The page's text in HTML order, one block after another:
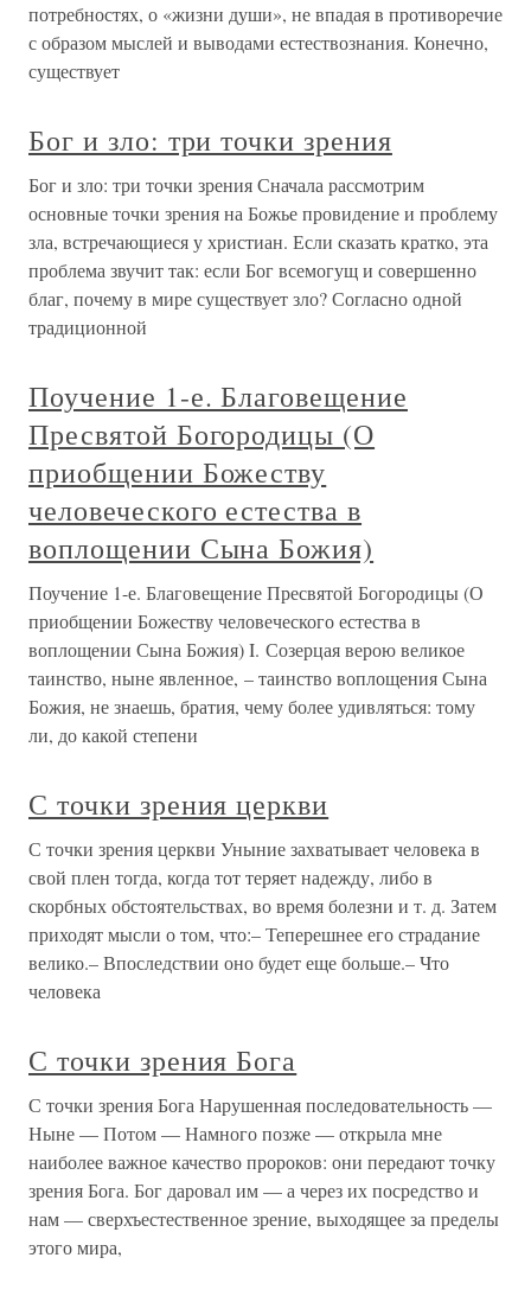
потребностях, о «жизни души», не впадая в противоречие
с образом мыслей и выводами естествознания. Конечно,
существует
Бог и зло: три точки зрения
Бог и зло: три точки зрения Сначала рассмотрим
основные точки зрения на Божье провидение и проблему
зла, встречающиеся у христиан. Если сказать кратко, эта
проблема звучит так: если Бог всемогущ и совершенно
благ, почему в мире существует зло? Согласно одной
традиционной
Поучение 1-е. Благовещение
Пресвятой Богородицы (О
приобщении Божеству
человеческого естества в
воплощении Сына Божия)
Поучение 1-е. Благовещение Пресвятой Богородицы (О
приобщении Божеству человеческого естества в
воплощении Сына Божия) I. Созерцая верою великое
таинство, ныне явленное, – таинство воплощения Сына
Божия, не знаешь, братия, чему более удивляться: тому
ли, до какой степени
С точки зрения церкви
С точки зрения церкви Уныние захватывает человека в
свой плен тогда, когда тот теряет надежду, либо в
скорбных обстоятельствах, во время болезни и т. д. Затем
приходят мысли о том, что:– Теперешнее его страдание
велико.– Впоследствии оно будет еще больше.– Что
человека
С точки зрения Бога
С точки зрения Бога Нарушенная последовательность —
Ныне — Потом — Намного позже — открыла мне
наиболее важное качество пророков: они передают точку
зрения Бога. Бог даровал им — а через их посредство и
нам — сверхъестественное зрение, выходящее за пределы
этого мира,